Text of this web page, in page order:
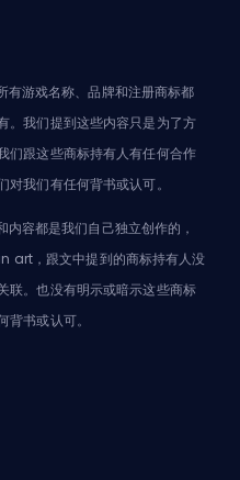
有游戏名称、品牌和注册商标都
。我们提到这些内容只是为了方
们跟这些商标持有人有任何合作
对我们有任何背书或认可。
容都是我们自己独立创作的，
art，跟文中提到的商标持有人没
联。也没有明示或暗示这些商标
背书或认可。